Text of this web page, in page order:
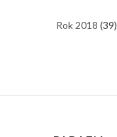
Rok 2018 (39)